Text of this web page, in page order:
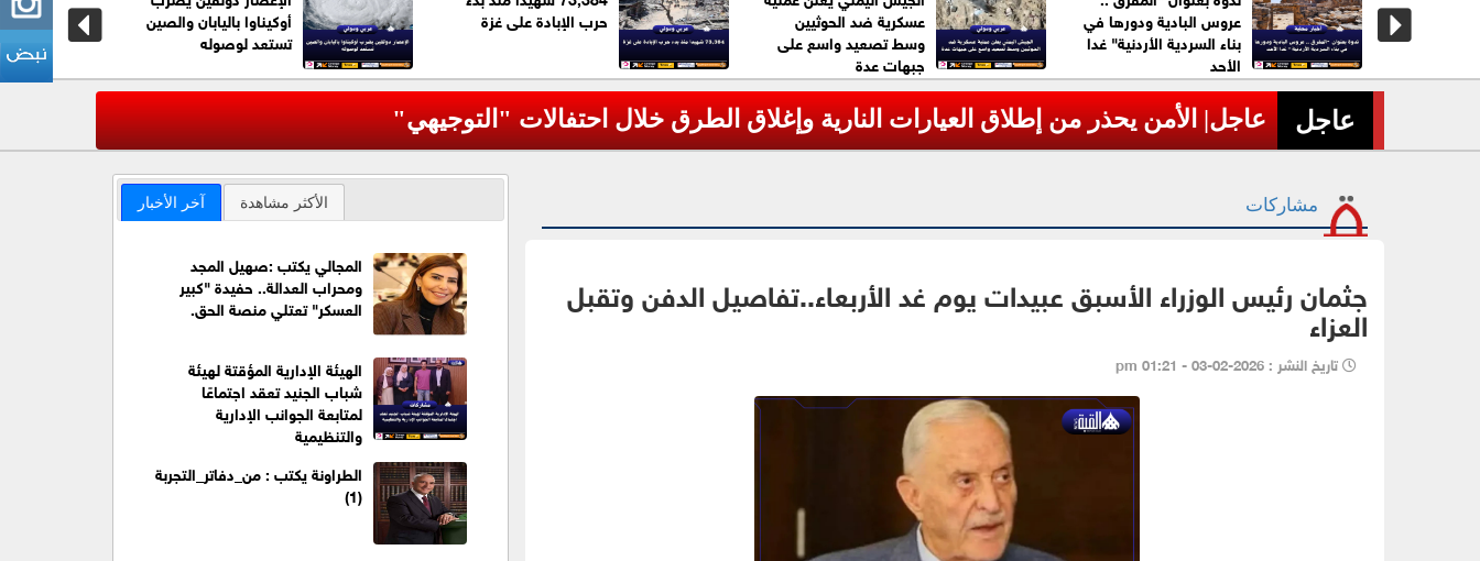
الأبيض
عروس البادية ودورها في
بناء السردية الأردنية" غدا
الأحد
عسكرية ضد الحوثيين
وسط تصعيد واسع على
جبهات عدة
حرب الإبادة على غزة
أوكيناوا باليابان والصين
تستعد لوصوله
عاجل عاجل| الأمن يحذر من إطلاق العيارات النارية وإغلاق الطرق خلال احتفالات "التوجيهي"
مشاركات
جثمان رئيس الوزراء الأسبق عبيدات يوم غد الأربعاء..تفاصيل الدفن وتقبل
العزاء
تاريخ النشر : 2026-02-03 - 01:21 pm
آخر الأخبار الأكثر مشاهدة
المجالي يكتب :صهيل المجد
ومحراب العدالة.. حفيدة "كبير
العسكر" تعتلي منصة الحق.
الهيئة الإدارية المؤقتة لهيئة
شباب الجنيد تعقد اجتماعًا
لمتابعة الجوانب الإدارية
والتنظيمية
الطراونة يكتب : من_دفاتر_التجربة
(1)